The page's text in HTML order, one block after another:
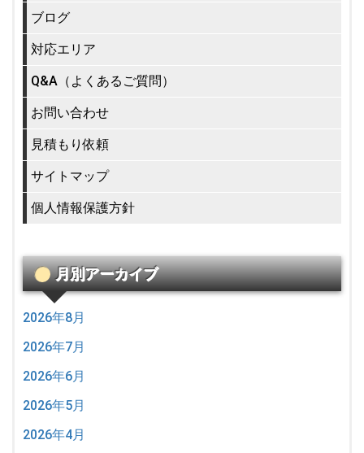
ブログ
対応エリア
Q&A（よくあるご質問）
お問い合わせ
見積もり依頼
サイトマップ
個人情報保護方針
月別アーカイブ
2026年8月
2026年7月
2026年6月
2026年5月
2026年4月